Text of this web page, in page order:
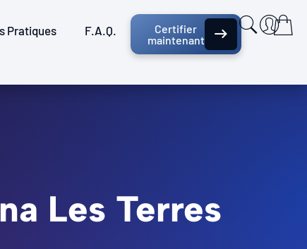
Pratiques F.A.Q.
Certifier
maintenant
Les Terres